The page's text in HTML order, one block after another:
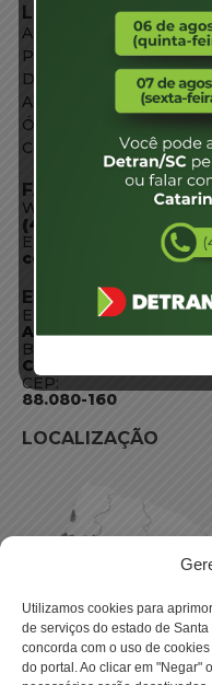
Utilizamos cookies para
de serviços do estado de Santa
concorda com o uso de
do portal. Ao clicar em "Negar"
LINKS EXTERNOS
Agência de Notícias
Portal de Serviços
Diário Oficial
Acesso à Informação
Órgãos do Governo
Conheça SC
FALE CONOSCO
WhatsApp:
(48) 3664-1800
E-mail:
ENDEREÇO
Endereço:
Av. Almirante
Bairro:
Coqueiros,
CEP:
88.080-160
LOCALIZAÇÃO